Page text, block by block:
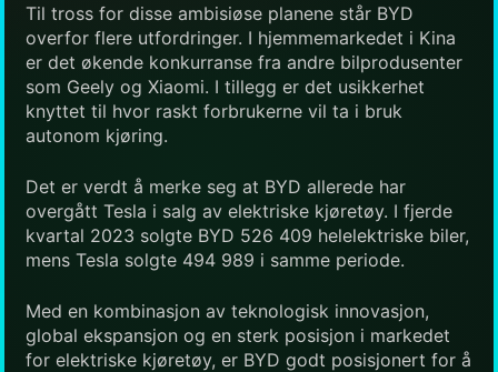
Til tross for disse ambisiøse planene står BYD
overfor flere utfordringer. I hjemmemarkedet i Kina
er det økende konkurranse fra andre bilprodusenter
som Geely og Xiaomi. I tillegg er det usikkerhet
knyttet til hvor raskt forbrukerne vil ta i bruk
autonom kjøring.
Det er verdt å merke seg at BYD allerede har
overgått Tesla i salg av elektriske kjøretøy. I fjerde
kvartal 2023 solgte BYD 526 409 helelektriske biler,
mens Tesla solgte 494 989 i samme periode.
Med en kombinasjon av teknologisk innovasjon,
global ekspansjon og en sterk posisjon i markedet
for elektriske kjøretøy, er BYD godt posisjonert for å